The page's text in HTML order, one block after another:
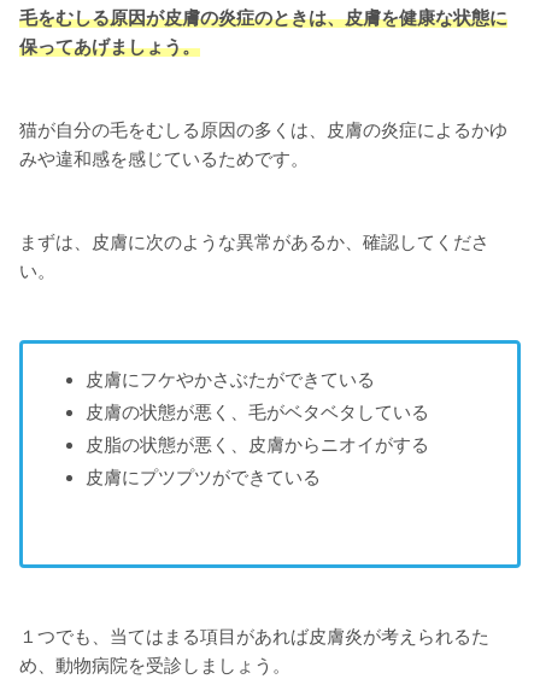
毛をむしる原因が皮膚の炎症のときは、皮膚を健康な状態に
保ってあげましょう。
猫が自分の毛をむしる原因の多くは、皮膚の炎症によるかゆ
みや違和感を感じているためです。
まずは、皮膚に次のような異常があるか、確認してくださ
い。
皮膚にフケやかさぶたができている
皮膚の状態が悪く、毛がベタベタしている
皮脂の状態が悪く、皮膚からニオイがする
皮膚にプツプツができている
１つでも、当てはまる項目があれば皮膚炎が考えられるた
め、動物病院を受診しましょう。